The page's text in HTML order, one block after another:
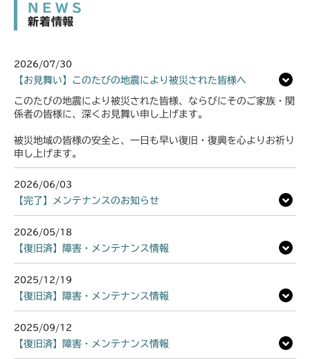
NEWS
新着情報
2026/07/30
【お見舞い】このたびの地震により被災された皆様へ
このたびの地震により被災された皆様、ならびにそのご家族・関
係者の皆様に、深くお見舞い申し上げます。
被災地域の皆様の安全と、一日も早い復旧・復興を心よりお祈り
申し上げます。
2026/06/03
【完了】メンテナンスのお知らせ
2026/05/18
【復旧済】障害・メンテナンス情報
2025/12/19
【復旧済】障害・メンテナンス情報
2025/09/12
【復旧済】障害・メンテナンス情報